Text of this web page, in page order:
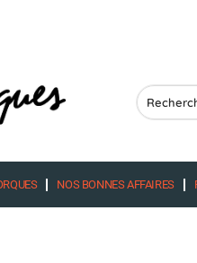
Search
...
NOS BONNES AFFAIRES